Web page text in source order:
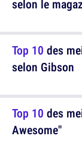
selon le
Top 10 des
Awesome"
Top 10 des
selon Gibson